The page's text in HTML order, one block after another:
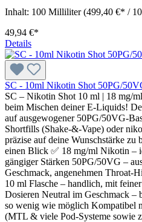
Inhalt: 100 Milliliter(499,40 €* /
49,94 €*
Details
SC - 10ml Nikotin Shot 50PG/
SC – Nikotin Shot 10 ml | 18 mg/
beim Mischen deiner E-Liquids!
auf ausgewogener 50PG/50VG-
Shortfills (Shake-&-Vape) oder
präzise auf deine Wunschstärke zu
einen Blick ✅ 18 mg/ml Nikotin –
gängiger Stärken 50PG/50VG –
Geschmack, angenehmen
10 ml Flasche – handlich, mit
Dosieren Neutral im Geschmack
so wenig wie möglich Kompatibel
(MTL & viele Pod-Systeme sowie